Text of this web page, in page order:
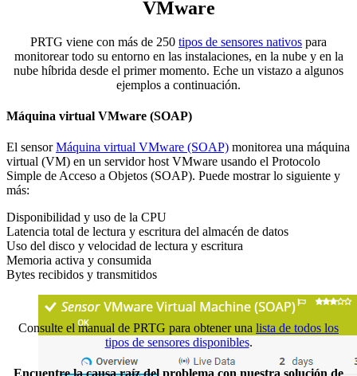
VMware
PRTG viene con más de 250 tipos de sensores nativos para
monitorear todo su entorno en las instalaciones, en la nube y en la
nube híbrida desde el primer momento. Eche un vistazo a algunos
ejemplos a continuación.
Máquina virtual VMware (SOAP)
El sensorMáquina virtual VMware (SOAP) monitorea una máquina
virtual (VM) en un servidor host VMware usando el Protocolo
Simple de Acceso a Objetos (SOAP). Puede mostrar lo siguiente y
más:
Disponibilidad y uso de la CPU
Latencia total de lectura y escritura del almacén de datos
Uso del disco y velocidad de lectura y escritura
Memoria activa y consumida
Bytes recibidos y transmitidos
Consulte el manual de PRTG para obtener una lista de todos los
tipos de sensores disponibles.